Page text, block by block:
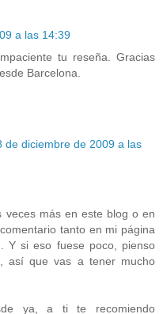
a las 14:39
tu reseña. Gracias
Barcelona.
de diciembre de 2009 a las
más en este blog o en
tanto en mi página
Y si eso fuese poco, pienso
así que vas a tener mucho
ya, a ti te recomiendo